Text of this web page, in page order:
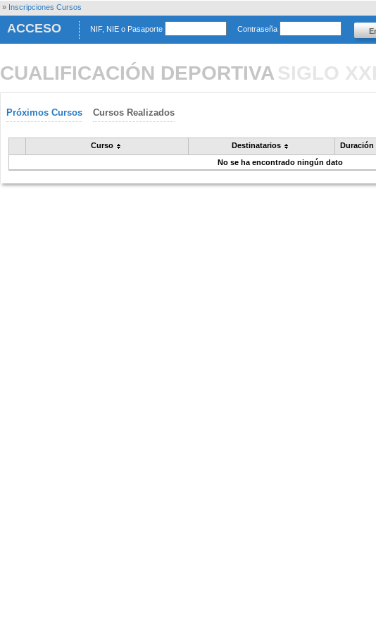
» Inscripciones Cursos
ACCESO NIF, NIE o Pasaporte Contraseña
CUALIFICACIÓN DEPORTIVA SIGLO XXI
Próximos Cursos Cursos Realizados
Curso Destinatarios Duración
No se ha encontrado ningún dato